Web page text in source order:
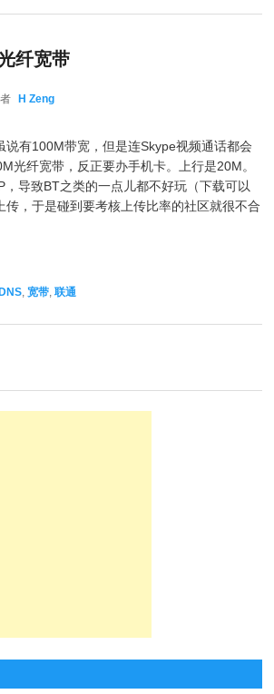
纤宽带
H Zeng
说有100M带宽，但是连Skype视频通话都会
光纤宽带，反正要办手机卡。上行是20M。
，导致BT之类的一点儿都不好玩（下载可以
传，于是碰到要考核上传比率的社区就很不合
DNS,宽带,联通